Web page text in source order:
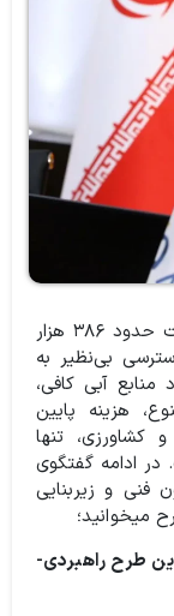
به گزارش ایلنا؛ منطقه آزاد ماکو با مساحت حدود ۳۸۶ هزار
بی‌نظیر به
آبی کافی،
هزینه پایین
کشاورزی، تنها
ادامه گفتگوی
فنی و زیربنایی
میخوانید؛
طرح راهبردی-